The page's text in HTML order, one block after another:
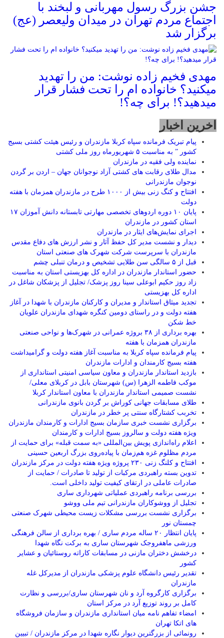
جشن بزرگ رسول مهربانی و لبخند با
اجتماع مردم تهران در میدان ولیعصر (عج)
برگزار شد
مهدی فخیم زاده نوشت: من را تهدید
میکنید؟ خانواده ام را‌ تحت فشار قرار
میدهید؟! برای چه؟!
اخرین اخبار
پیام تبریک فرمانده سپاه کربلا مازندران و رئیس هیئت کشتی بسیج
کشور ” به مناسبت ۵ شهریورماه روز ملی کشتی
نماينده ولی فقیه در مازندران
مدال طلای رقابت های کشتی آزاد نوجوانان جهان – اردن بر گردن
نوجوان مازندرانی
افتتاح و کنگ زنی بیش از ۱۰۰۰ طرح در مازندران همزمان با هفته
دولت
پایان ۱۰ دوره اردوهای تخصصی مهارتی تابستانه دانش آموزان ۱۷
استان کشور در مازندران
اجرای نمایش‌های ایثار در مازندران
دیدار و نشست مدیر کل حفظ آثار و نشر ارزش های دفاع مقدس
مازندران با سرپرست شرکت شهرک های صنعتی استان
قبل از ۵ سالگی سن طلایی تشخیص و درمان تنبلی چشم
حضور استاندار مازندران در اداره کل بهزیستی استان به مناسبت
زاد روز حکیم ابوعلی سینا روز پزشک/ تجلیل از پزشکان شاغل در
اداره کل بهزیستی
تجدید میثاق استاندار و مدیران و کارکنان مازندران با شهدا در آغاز
هفته دولت و در راستای دومین کنگره شهدای مازندران علویان
خط شکن
بهره برداری از ۳۸ بروژه عمرانی در شهرک‌ها و نواحی صنعتی
مازندران همزمان با هفته
پیام فرمانده سپاه کربلا به مناسبت آغاز هفته دولت و گرامیداشت
هفته بسیج کارمندان و ادارات مازندران
بازدید استاندار مازندران و معاون سیاسی امنیتی استانداری از
موکب فاطمه الزهرا (س) شهرستان بابل در کربلای معلی/
نشست صمیمی استاندار مازندران با معاون استاندار کربلا
طلای مسابقات جهانی کوراش بر گردن بانوی مازندرانی
تخربب کشتارگاه سنتی پر خطر در مازندران
برگزاری نشست خبری سازمان بسیج ادارات و کارمندان مازندران
ویژه هفته دولت و سالروز بسیج ادارات و کارمندان
اعلام راه‌اندازی پویش بین‌المللی «به سمت قبله» برای حمایت از
مردم مظلوم غزه هم‌زمان با پیاده‌روی بزرگ اربعین حسینی
افتتاح و کلنگ زنی ۲۳۰ پروژه ویژه هفته دولت در مرکز مازندران
تدوین بسته راهبردی مرکبات از تولید تا صادرات / حمایت از
صادرات عاملی در ارتقای کیفیت تولید داخلی است.
بررسی برنامه راهبردی عملیاتی شهرداری ساری
تجلیل از ووشوکاران مازندرانی تیم ملی ووشو
برگزاری نشست بررسی مشکلات زیست محیطی شهرک صنعتی
چمستان نور
پایان انتظار ۲۰ ساله مردم ساری / بهره برداری از سالن فرهنگی
ورزشی ماهفروجک شهرستان ساری به برکت نگاه شهدا
درخشش دختران مازنی در مسابقات کاراته روستائیان و عشایر
کشور
تقدیر رئیس دانشگاه علوم پزشکی مازندران از مدیرکل غله
مازندران
برگزاری کارگروه آرد و نان شهرستان ساری/بررسی و نظارت
کامل بر روند توزیع آرد در مرکز استان
امضاء تفاهم نامه میان استانداری مازندران و سازمان فروشگاه
های اتکا تهران
رونمائی از بزرگترین دیوار نگاره شهدا در مرکز مازندران / تبیین